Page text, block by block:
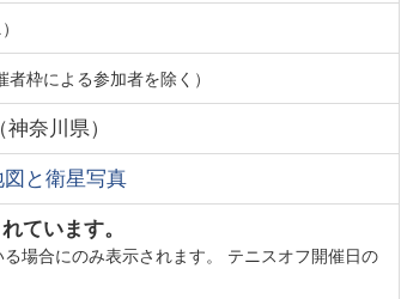
者枠による参加者を除く）
神奈川県）
と衛星写真
ています。
る場合にのみ表示されます。 テニスオフ開催日の